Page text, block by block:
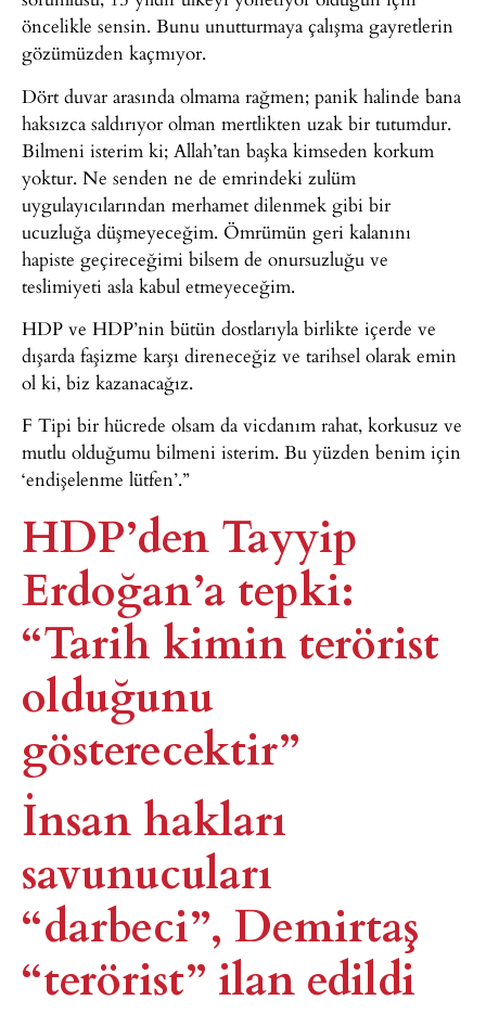
öncelikle sensin. Bunu unutturmaya çalışma gayretlerin
gözümüzden kaçmıyor.
Dört duvar arasında olmama rağmen; panik halinde bana
haksızca saldırıyor olman mertlikten uzak bir tutumdur.
Bilmeni isterim ki; Allah’tan başka kimseden korkum
yoktur. Ne senden ne de emrindeki zulüm
uygulayıcılarından merhamet dilenmek gibi bir
ucuzluğa düşmeyeceğim. Ömrümün geri kalanını
hapiste geçireceğimi bilsem de onursuzluğu ve
teslimiyeti asla kabul etmeyeceğim.
HDP ve HDP’nin bütün dostlarıyla birlikte içerde ve
dışarda faşizme karşı direneceğiz ve tarihsel olarak emin
ol ki, biz kazanacağız.
F Tipi bir hücrede olsam da vicdanım rahat, korkusuz ve
mutlu olduğumu bilmeni isterim. Bu yüzden benim için
‘endişelenme lütfen’.”
HDP’den Tayyip
Erdoğan’a tepki:
“Tarih kimin terörist
olduğunu
gösterecektir”
İnsan hakları
savunucuları
“darbeci”, Demirtaş
“terörist” ilan edildi